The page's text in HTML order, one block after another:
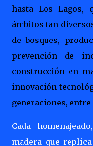
hasta Los Lagos,
ámbitos tan
de bosques,
prevención de
construcción en
innovación
generaciones, entre
Cada
madera que